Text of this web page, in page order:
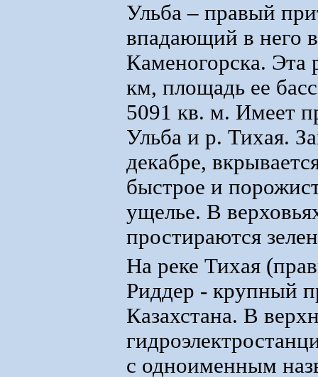
Ульба – правый
впадающий в него
Каменогорска. Эта
км, площадь ее
5091 кв. м. Имеет
Ульба и р. Тихая.
декабре,
быстрое и
ущелье. В
простираются
На реке Тихая
Риддер - крупный
Казахстана. В
с одноименным